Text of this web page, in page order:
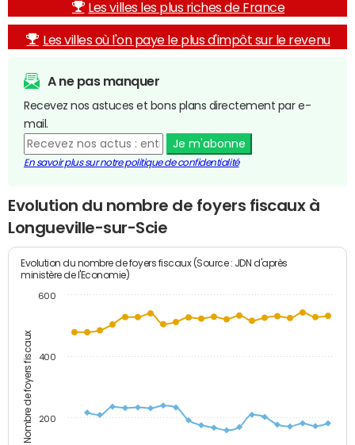
Les villes les plus riches de France
Les villes où l'on paye le plus d'impôt sur le revenu
A ne pas manquer
Recevez nos astuces et bons plans directement par e-
mail.
Je m'abonne
En savoir plus sur notre politique de confidentialité
Evolution du nombre de foyers fiscaux à
Longueville-sur-Scie
Nombre de foyers fiscaux
Evolution du nombre de foyers fiscaux (Source : JDN d'après
ministère de l'Economie)
200
400
600